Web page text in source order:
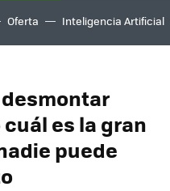
Oferta Inteligencia Artificial
es la gran
puede